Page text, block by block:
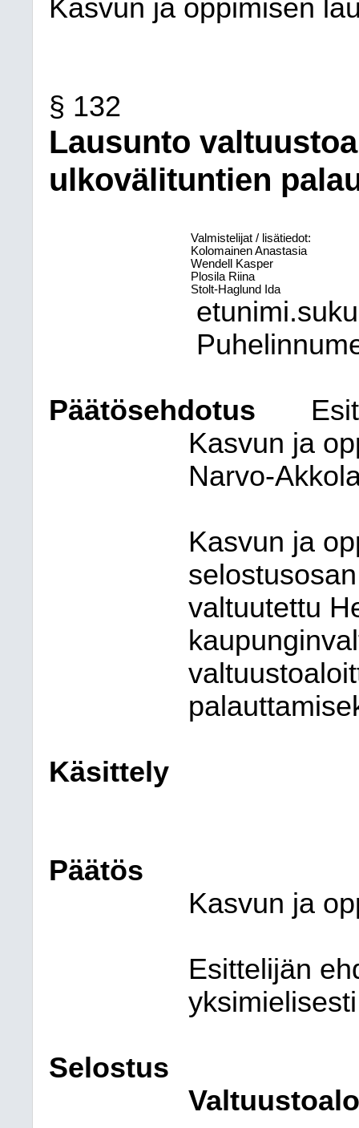
Kasvun ja oppimisen
§ 132
Lausunto
ulkovälituntien
Valmistelijat / lisätiedot:
Kolomainen Anastasia
Wendell Kasper
Plosila Riina
Stolt-Haglund Ida
Päätösehdotus
Kasvun ja
Narvo-
Kasvun ja
valtuutettu
Käsittely
Päätös
Kasvun ja
Esittelijän
Selostus